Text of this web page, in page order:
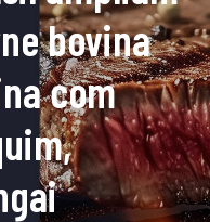
bovina
com